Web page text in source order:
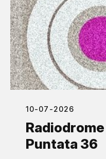
10-07-2026
Puntata 36